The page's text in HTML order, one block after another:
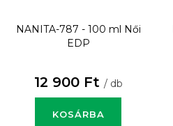
NANITA-787 - 100 ml Női
EDP
12 900 Ft / db
KOSÁRBA